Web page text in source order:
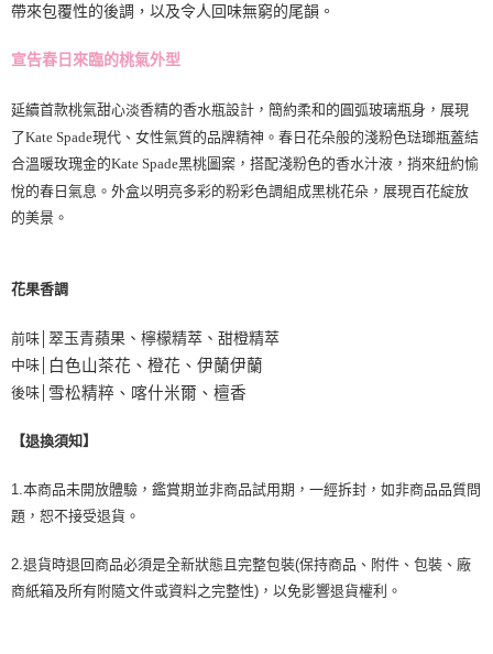
帶來包覆性的後調，以及令人回味無窮的尾韻。
宣告春日來臨的桃氣外型
延續首款桃氣甜心淡香精的香水瓶設計，簡約柔和的圓弧玻璃瓶身，展現
了Kate Spade現代、女性氣質的品牌精神。春日花朵般的淺粉色琺瑯瓶蓋結
合溫暖玫瑰金的Kate Spade黑桃圖案，搭配淺粉色的香水汁液，捎來紐約愉
悅的春日氣息。外盒以明亮多彩的粉彩色調組成黑桃花朵，展現百花綻放
的美景。
花果香調
前味│ 翠玉青蘋果、檸檬精萃、甜橙精萃
中味│
白色山茶花、橙花、伊蘭伊蘭
後味│ 雪松精粹、喀什米爾、檀香
【退換須知】
1.本商品未開放體驗，鑑賞期並非商品試用期，一經拆封，如非商品品質問
題，恕不接受退貨。
2.退貨時退回商品必須是全新狀態且完整包裝(保持商品、附件、包裝、廠
商紙箱及所有附隨文件或資料之完整性)，以免影響退貨權利。